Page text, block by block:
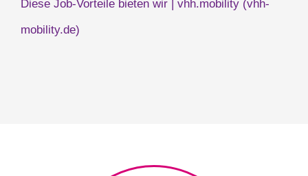
Diese Job-Vorteile bieten wir | vhh.mobility (vhh-
mobility.de)